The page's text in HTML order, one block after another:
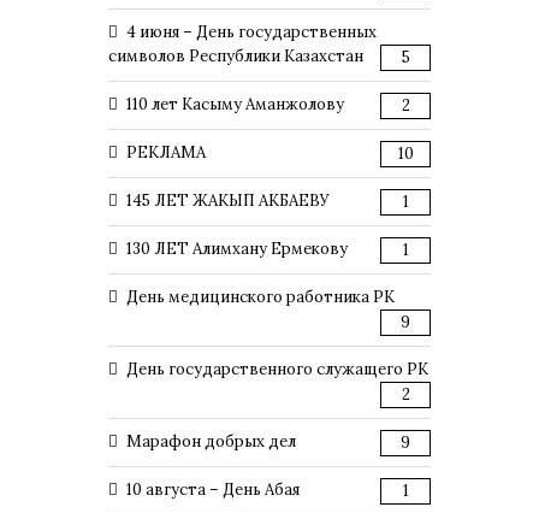
4 июня – День государственных
символов Республики Казахстан
5
110 лет Касыму Аманжолову 2
РЕКЛАМА 10
145 ЛЕТ ЖАКЫП АКБАЕВУ 1
130 ЛЕТ Алимхану Ермекову 1
День медицинского работника РК
9
День государственного служащего РК
2
Марафон добрых дел 9
10 августа – День Абая 1